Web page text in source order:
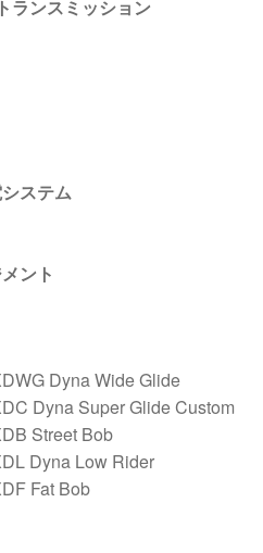
ランスミッション
ステム
ント
Dyna Wide Glide
Dyna Super Glide Custom
Street Bob
Dyna Low Rider
Fat Bob